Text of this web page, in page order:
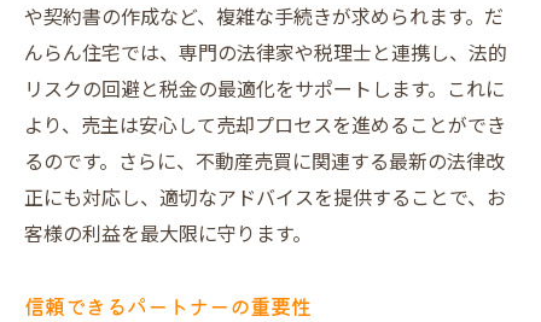
や契約書の作成など、複雑な手続きが求められます。だ
んらん住宅では、専門の法律家や税理士と連携し、法的
リスクの回避と税金の最適化をサポートします。これに
より、売主は安心して売却プロセスを進めることができ
るのです。さらに、不動産売買に関連する最新の法律改
正にも対応し、適切なアドバイスを提供することで、お
客様の利益を最大限に守ります。
信頼できるパートナーの重要性